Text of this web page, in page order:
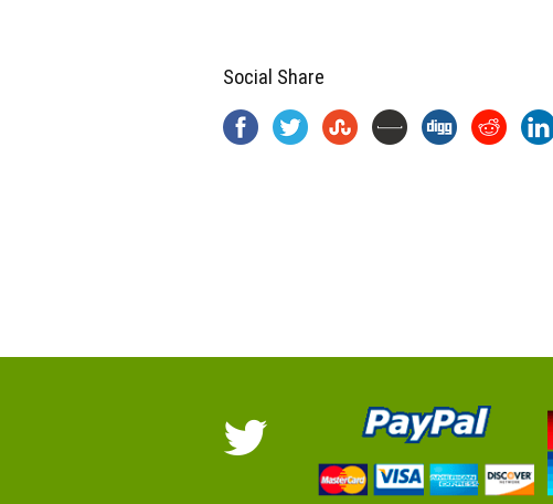
Social Share